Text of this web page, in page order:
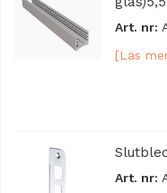
Art. nr:
[Läs
Art. nr: